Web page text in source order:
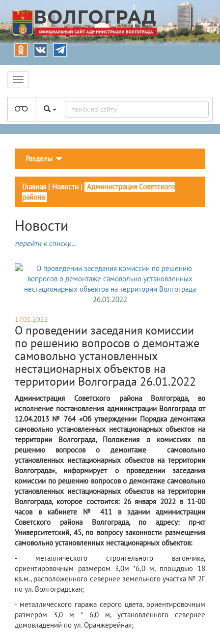
Разделы
Главная | Новости | Администрация Советского
района
Новости
перейти к списку...
17.01.2022
О проведении заседания комиссии
по решению вопросов о демонтаже
самовольно установленных
нестационарных объектов на
территории Волгограда 26.01.2022
​Администрация Советского района Волгограда, во
исполнение постановления администрации Волгограда от
12.04.2013 № 764 «Об утверждении Порядка демонтажа
самовольно установленных нестационарных объектов на
территории Волгограда, Положения о комиссиях по
решению вопросов о демонтаже самовольно
установленных нестационарных объектов на территории
Волгограда», информирует о проведении заседания
комиссии по решению вопросов о демонтаже самовольно
установленных нестационарных объектов на территории
Волгограда, которое состоится: 26 января 2022 в 11-00
часов в кабинете № 411 в здании администрации
Советского района Волгограда, по адресу: пр-кт
Университетский, 45, по вопросу законности размещения
самовольно установленных нестационарных объектов:
- металлического строительного вагончика,
ориентировочным размером 3,0м *6,0 м, площадью 18
кв.м., расположенного севернее земельного участка № 2Г
по ул. Волгоградская;
- металлического гаража серого цвета, ориентировочным
размером 3,0 м * 6,0 м, установленного севернее
домовладений по ул. Оранжерейная;